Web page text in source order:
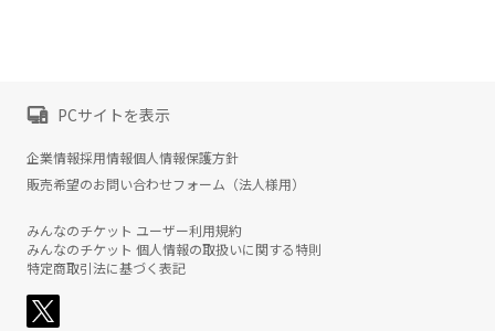
PCサイトを表示
企業情報採用情報個人情報保護方針
販売希望のお問い合わせフォーム（法人様用）
みんなのチケット ユーザー利用規約
みんなのチケット 個人情報の取扱いに関する特則
特定商取引法に基づく表記